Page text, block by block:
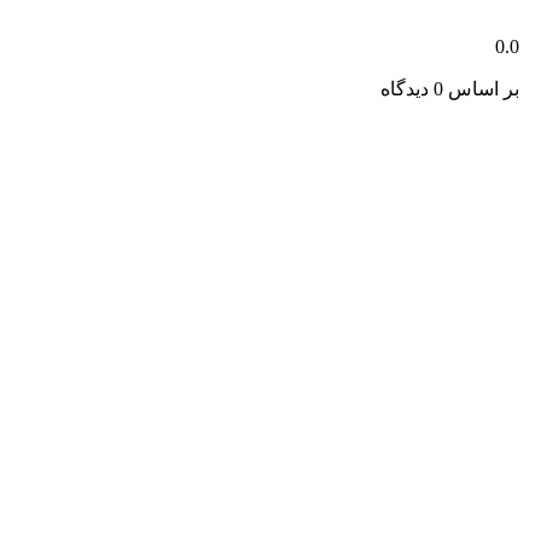
0.0
بر اساس 0 دیدگاه